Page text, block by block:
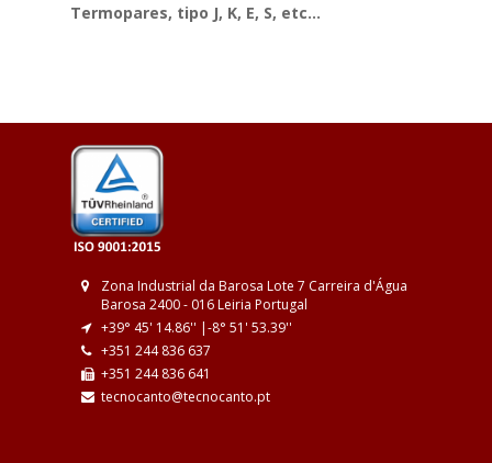
Termopares, tipo J, K, E, S, etc...
Zona Industrial da Barosa Lote 7 Carreira d'Água
Barosa 2400 - 016 Leiria Portugal
+39° 45' 14.86'' |-8° 51' 53.39''
+351 244 836 637
+351 244 836 641
tecnocanto@tecnocanto.pt